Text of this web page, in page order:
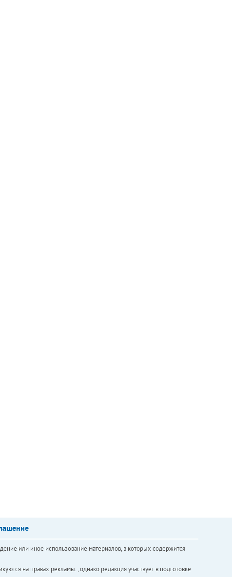
или иное использование материалов, в которых содержится
на правах рекламы. , однако редакция участвует в подготовке